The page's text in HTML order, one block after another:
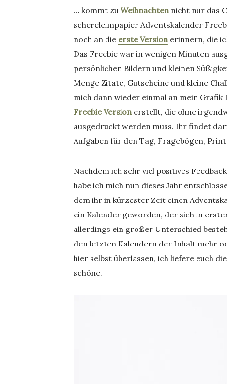
… kommt zu Weihnachtennicht nur das
schereleimpapier Adventskalender
noch an die erste Versionerinnern, die
Das Freebie war in wenigen Minuten
persönlichen Bildern und kleinen
Menge Zitate, Gutscheine und kleine
mich dann wieder einmal an mein
Freebie Versionerstellt, die ohne
ausgedruckt werden muss. Ihr findet
Aufgaben für den Tag, Fragebögen,
Nachdem ich sehr viel positives
habe ich mich nun dieses Jahr
dem ihr in kürzester Zeit einen
ein Kalender geworden, der sich in
allerdings ein großer Unterschied
den letzten Kalendern der Inhalt mehr
hier selbst überlassen, ich liefere euch
schöne.